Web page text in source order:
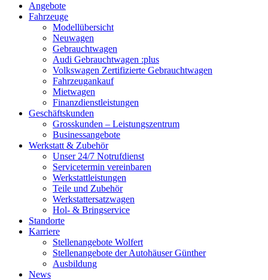
Angebote
Fahrzeuge
Modellübersicht
Neuwagen
Gebrauchtwagen
Audi Gebrauchtwagen :plus
Volkswagen Zertifizierte Gebrauchtwagen
Fahrzeugankauf
Mietwagen
Finanzdienstleistungen
Geschäftskunden
Grosskunden – Leistungszentrum
Businessangebote
Werkstatt & Zubehör
Unser 24/7 Notrufdienst
Servicetermin vereinbaren
Werkstattleistungen
Teile und Zubehör
Werkstattersatzwagen
Hol- & Bringservice
Standorte
Karriere
Stellenangebote Wolfert
Stellenangebote der Autohäuser Günther
Ausbildung
News